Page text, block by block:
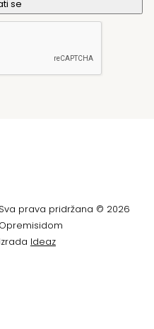
Sva prava pridržana © 2026
Opremisidom
Izrada Ideaz